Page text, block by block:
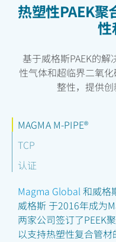
热塑性PAEK聚
性
基于威格斯PAEK的
性气体和超临界二氧
整性，提供创
MAGMA M-PIPE®
TCP
认证
Magma Global和威格
威格斯 于2016年成为
两家公司签订了PEEK
以支持热塑性复合管材